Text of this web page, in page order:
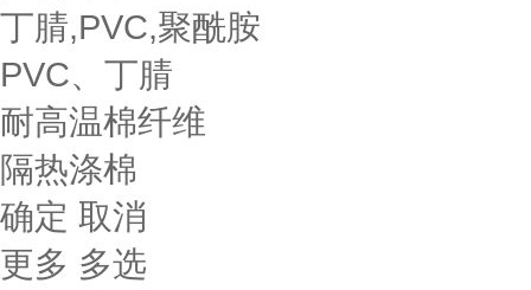
丁腈,PVC,聚酰胺
PVC、丁腈
耐高温棉纤维
隔热涤棉
确定 取消
更多 多选